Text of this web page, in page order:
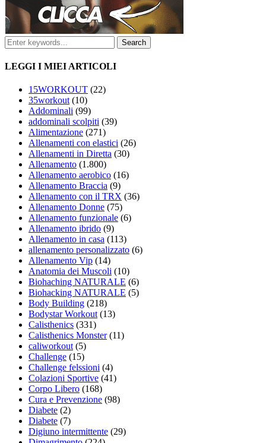
LEGGI I MIEI ARTICOLI
15WORKOUT (22)
35workout (10)
Addominali (99)
addominali scolpiti (39)
Alimentazione (271)
Allenamenti con elastici (26)
Allenamenti in Diretta (30)
Allenamento (1.800)
Allenamento aerobico (16)
Allenamento Braccia (9)
Allenamento con il TRX (36)
Allenamento Donne (75)
Allenamento funzionale (6)
Allenamento ibrido (9)
Allenamento in casa (113)
allenamento personalizzato (6)
Allenamento Vip (14)
Anatomia dei Muscoli (10)
Biohaching NATURALE (6)
Biohacking NATURALE (5)
Body Building (218)
Bodystar Workout (13)
Calisthenics (331)
Calisthenics Monster(11)
caliworkout (5)
Challenge (15)
Challenge felssioni (4)
Colazioni Sportive (41)
Corpo Libero (168)
Cura e Prevenzione (98)
Diabete (2)
Diabete (7)
Digiuno intermittente (29)